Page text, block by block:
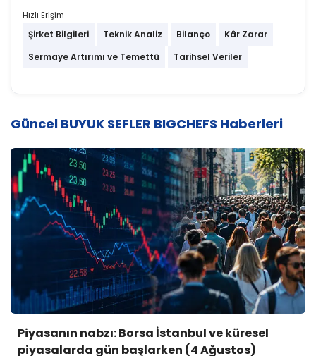
Hızlı Erişim
Şirket Bilgileri Teknik Analiz Bilanço
Kâr Zarar
Sermaye Artırımı ve Temettü
Tarihsel Veriler
Güncel BUYUK SEFLER BIGCHEFS Haberleri
Piyasanın nabzı: Borsa İstanbul ve küresel
piyasalarda gün başlarken (4 Ağustos)